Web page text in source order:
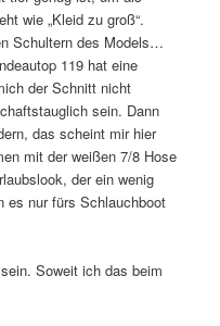
wie „Kleid zu groß“.
Schultern des Models…
119 hat eine
der Schnitt nicht
sein. Dann
das scheint mir hier
mit der weißen 7/8 Hose
der ein wenig
es nur fürs Schlauchboot
Soweit ich das beim